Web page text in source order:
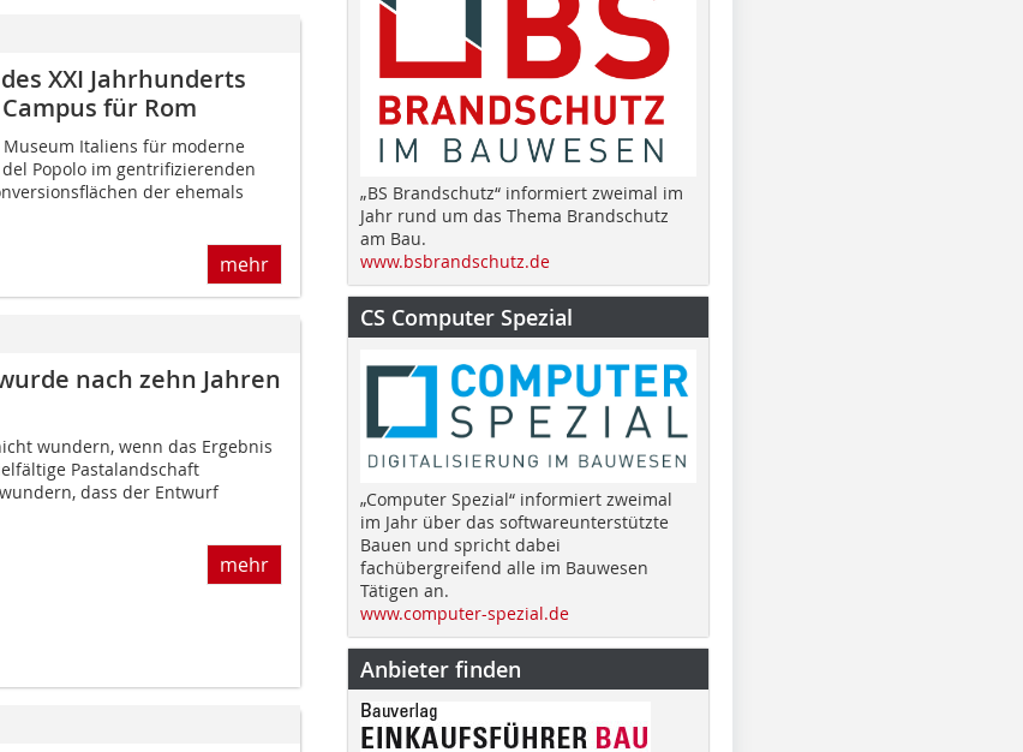
XXI Jahrhunderts
für Rom
Museum Italiens für moderne
Popolo im gentrifizierenden
der ehemals
mehr
nach zehn Jahren
wundern, wenn das Ergebnis
Pastalandschaft
dass der Entwurf
mehr
„BS Brandschutz“ informiert zweimal im
Jahr rund um das Thema Brandschutz
am Bau.
www.bsbrandschutz.de
CS Computer Spezial
„Computer Spezial“ informiert zweimal
im Jahr über das softwareunterstützte
Bauen und spricht dabei
fachübergreifend alle im Bauwesen
Tätigen an.
www.computer-spezial.de
Anbieter finden